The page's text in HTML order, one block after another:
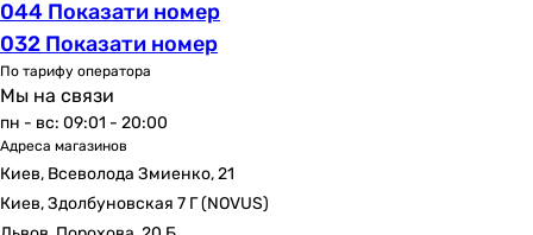
полимеров. Имеют высокую цену, требуют
специального ухода, мало распространены на
рынке.
Сантехника для туалетов - по типу монтажа
Навесные, настенные модели - вся сантехника
крепится при помощи специальных
кронштейнов.
044 Показати номер
032 Показати номер
По тарифу оператора
Мы на связи
пн - вс: 09:01 - 20:00
Адреса магазинов
Киев, Всеволода Змиенко, 21
Киев, Здолбуновская 7 Г (NOVUS)